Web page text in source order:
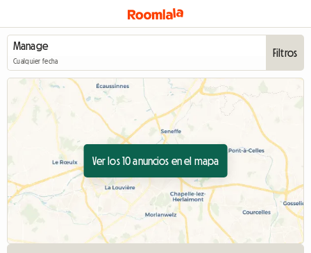
Cualquier fecha
Filtros
Ver los 10 anuncios en el mapa